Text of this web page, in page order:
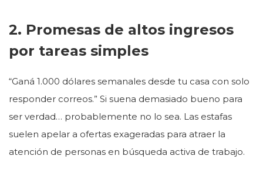
2. Promesas de altos ingresos
por tareas simples
“Ganá 1.000 dólares semanales desde tu casa con solo
responder correos.” Si suena demasiado bueno para
ser verdad… probablemente no lo sea. Las estafas
suelen apelar a ofertas exageradas para atraer la
atención de personas en búsqueda activa de trabajo.